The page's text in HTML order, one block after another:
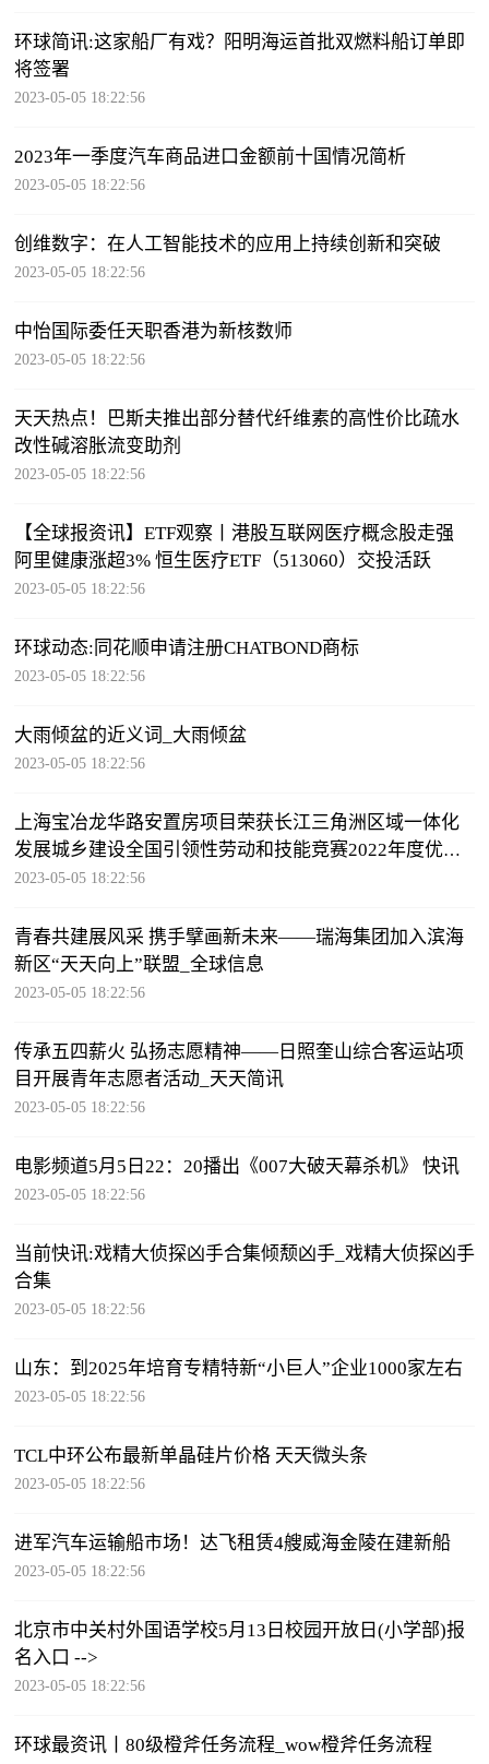
环球简讯:这家船厂有戏？阳明海运首批双燃料船订单即
将签署
2023-05-05 18:22:56
2023年一季度汽车商品进口金额前十国情况简析
2023-05-05 18:22:56
创维数字：在人工智能技术的应用上持续创新和突破
2023-05-05 18:22:56
中怡国际委任天职香港为新核数师
2023-05-05 18:22:56
天天热点！巴斯夫推出部分替代纤维素的高性价比疏水
改性碱溶胀流变助剂
2023-05-05 18:22:56
【全球报资讯】ETF观察丨港股互联网医疗概念股走强
阿里健康涨超3% 恒生医疗ETF（513060）交投活跃
2023-05-05 18:22:56
环球动态:同花顺申请注册CHATBOND商标
2023-05-05 18:22:56
大雨倾盆的近义词_大雨倾盆
2023-05-05 18:22:56
上海宝冶龙华路安置房项目荣获长江三角洲区域一体化
发展城乡建设全国引领性劳动和技能竞赛2022年度优秀
项目_环球新动态
2023-05-05 18:22:56
青春共建展风采 携手擘画新未来——瑞海集团加入滨海
新区“天天向上”联盟_全球信息
2023-05-05 18:22:56
传承五四薪火 弘扬志愿精神——日照奎山综合客运站项
目开展青年志愿者活动_天天简讯
2023-05-05 18:22:56
电影频道5月5日22：20播出《007大破天幕杀机》 快讯
2023-05-05 18:22:56
当前快讯:戏精大侦探凶手合集倾颓凶手_戏精大侦探凶手
合集
2023-05-05 18:22:56
山东：到2025年培育专精特新“小巨人”企业1000家左右
2023-05-05 18:22:56
TCL中环公布最新单晶硅片价格 天天微头条
2023-05-05 18:22:56
进军汽车运输船市场！达飞租赁4艘威海金陵在建新船
2023-05-05 18:22:56
北京市中关村外国语学校5月13日校园开放日(小学部)报
名入口 -->
2023-05-05 18:22:56
环球最资讯丨80级橙斧任务流程_wow橙斧任务流程